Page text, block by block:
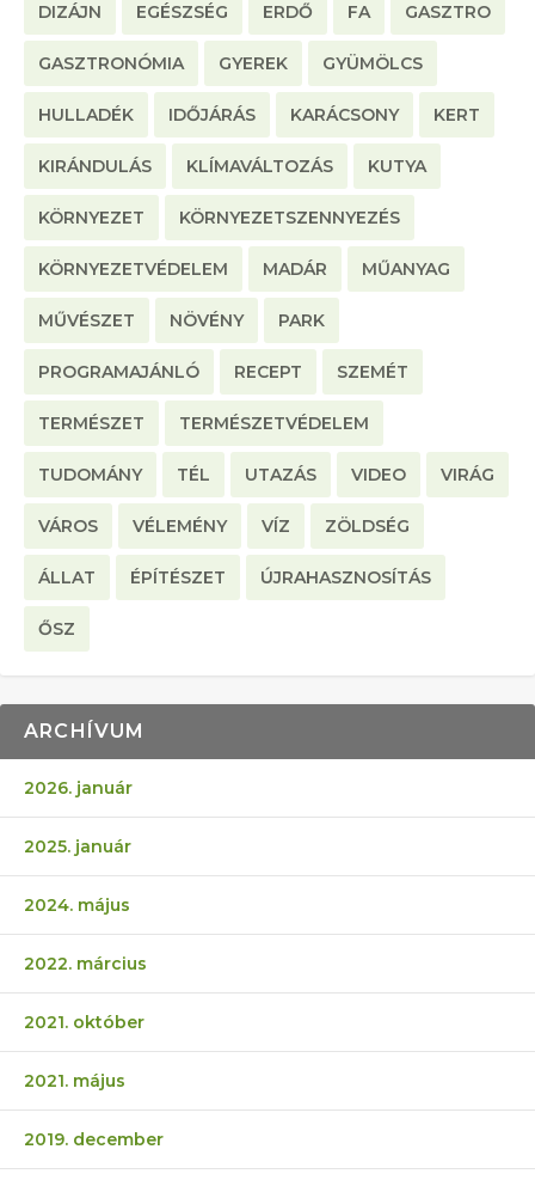
DIZÁJN EGÉSZSÉG ERDŐ FA GASZTRO
GASZTRONÓMIA GYEREK GYÜMÖLCS
HULLADÉK IDŐJÁRÁS KARÁCSONY KERT
KIRÁNDULÁS KLÍMAVÁLTOZÁS KUTYA
KÖRNYEZET KÖRNYEZETSZENNYEZÉS
KÖRNYEZETVÉDELEM MADÁR MŰANYAG
MŰVÉSZET NÖVÉNY PARK
PROGRAMAJÁNLÓ RECEPT SZEMÉT
TERMÉSZET TERMÉSZETVÉDELEM
TUDOMÁNY TÉL UTAZÁS VIDEO VIRÁG
VÁROS VÉLEMÉNY VÍZ ZÖLDSÉG
ÁLLAT ÉPÍTÉSZET ÚJRAHASZNOSÍTÁS
ŐSZ
ARCHÍVUM
2026. január
2025. január
2024. május
2022. március
2021. október
2021. május
2019. december